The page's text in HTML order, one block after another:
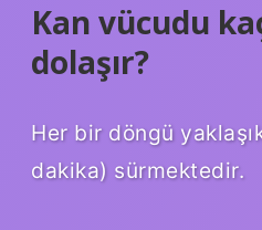
Kan vücudu
dolaşır?
Her bir döngü
dakika) sürmektedir.